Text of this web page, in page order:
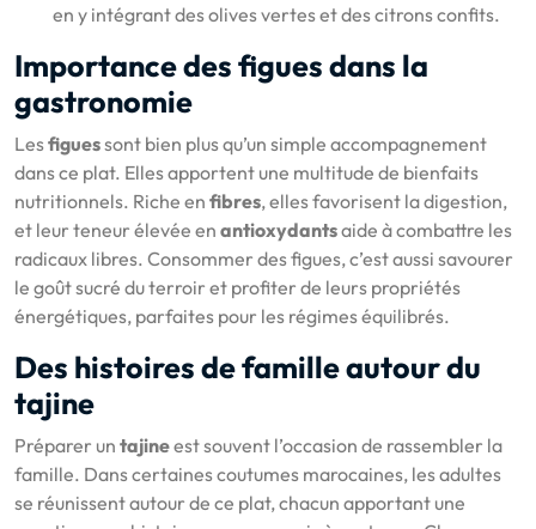
en y intégrant des olives vertes et des citrons confits.
Importance des figues dans la
gastronomie
Lesfiguessont bien plus qu’un simple accompagnement
dans ce plat. Elles apportent une multitude de bienfaits
nutritionnels. Riche en fibres, elles favorisent la digestion,
et leur teneur élevée en antioxydantsaide à combattre les
radicaux libres. Consommer des figues, c’est aussi savourer
le goût sucré du terroir et profiter de leurs propriétés
énergétiques, parfaites pour les régimes équilibrés.
Des histoires de famille autour du
tajine
Préparer un tajineest souvent l’occasion de rassembler la
famille. Dans certaines coutumes marocaines, les adultes
se réunissent autour de ce plat, chacun apportant une